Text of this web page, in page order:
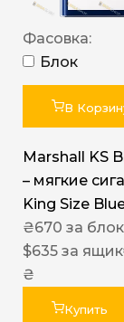
Фасовка:
Блок
В
Marshall KS
– мягкие
King Size
₴670 за блок
$635 за ящик
₴
Купить